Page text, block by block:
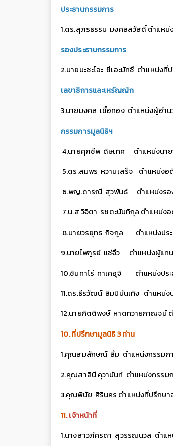
ประธานกรรมการ
1.ดร.สุภรธรรม มงคลสวัสดิ์ ตำแหน่
รองประธานกรรมการ
2.นายมะซะโอะ ซึเอะมัทซึ ตำแหน่งที่
เลขาธิการและเหรัญญิก
3.นายมงคล เชื้อทอง ตำแหน่งผู้อำน
กรรมการมูลนิธิฯ
4.นายศุภชีพ ดิษเทศ ตำแหน่งนาย
5.ดร.สมพร หวานเสร็จ ตำแหน่งอ
6.พญ.ดารณี สุวพันธ์ ตำแหน่งรอง
7.น.ส วิจิตา รชตะนันทิกุล ตำแหน่
8.นายวรยุทธ กิจกูล ตำแหน่งปร
9.นายไพฑูรย์ แซ่จิ้ว ตำแหน่งผู้แทน
10.ชินทาโร่ ทาเคอุจิ ตำแหน่งประ
11.ดร.ธีรวัฒน์ ลิมปิบันเทิง ตำแหน่ง
12.นายกิตติพงษ์ หาดทวายกาญจน์
10. ที่ปรึกษามูลนิธิ 3 ท่าน
1.คุณสมลักษณ์ ลิ้ม ตำแหน่งกรรมก
2.คุณสาลินี คุวานันท์ ตำแหน่งกรรม
3.คุณพินัย ศิรินคร ตำแหน่งที่ปรึกษา
11. เจ้าหน้าที่
1.นางสาวภัครดา สุวรรณนวล ตำแ